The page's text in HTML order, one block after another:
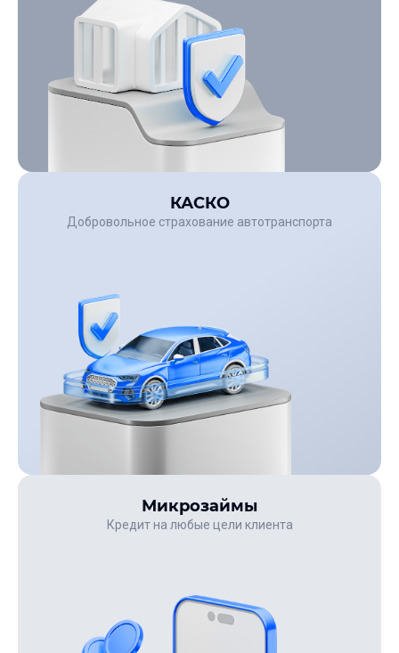
КАСКО
Добровольное страхование автотранспорта
Микрозаймы
Кредит на любые цели клиента